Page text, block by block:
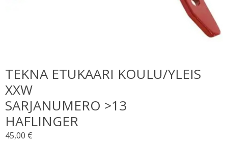
TEKNA ETUKAARI KOULU/YLEIS
XXW
SARJANUMERO >13
HAFLINGER
45,00 €